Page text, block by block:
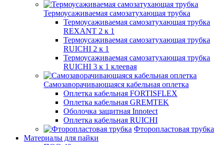
Термоусаживаемая самозатухающая трубка
Термоусаживаемая самозатухающая трубка
REXANT 2 к 1
Термоусаживаемая самозатухающая трубка
RUICHI 2 к 1
Термоусаживаемая самозатухающая трубка
RUICHI 3 к 1 клеевая
Самозаворачивающаяся кабельная оплетка
Оплетка кабельная FORTISFLEX
Оплетка кабельная GREMTEK
Оболочка защитная Innotect
Оплетка кабельная RUICHI
Фторопластовая трубка
Материалы для пайки